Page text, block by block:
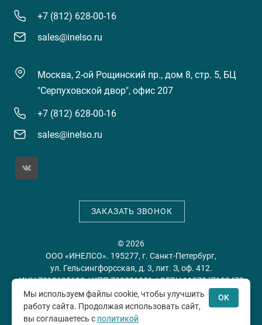
+7 (812) 628-00-16
sales@inelso.ru
Москва, 2-ой Рощинский пр., дом 8, стр. 5, БЦ
"Серпуховской двор", офис 207
+7 (812) 628-00-16
sales@inelso.ru
ЗАКАЗАТЬ ЗВОНОК
© 2026
ООО «ИНЕЛСО». 195277, г. Санкт-Петербург,
ул. Гельсингфорсская, д. 3, лит. З, оф. 412.
ИНН 7813635698 / КПП 780201001 / ОГРН 1197847128478
Политика конфиденциальности
Мы используем файлы cookie, чтобы улучшить
работу сайта. Продолжая использовать сайт,
вы соглашаетесь с политикой
OK